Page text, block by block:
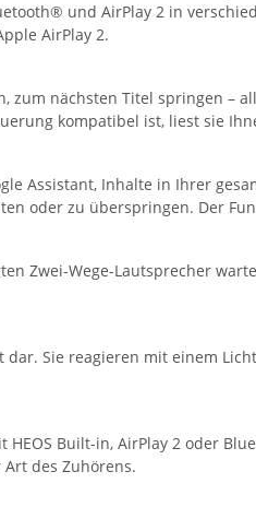
und AirPlay 2 in
AirPlay 2.
nächsten Titel springen –
kompatibel ist, liest sie
Assistant, Inhalte in Ihrer
oder zu überspringen. Der
Zwei-Wege-Lautsprecher
Sie reagieren mit einem
Built-in, AirPlay 2 oder
des Zuhörens.